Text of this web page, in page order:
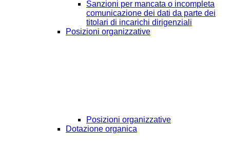
Sanzioni per mancata o incompleta
comunicazione dei dati da parte dei
titolari di incarichi dirigenziali
Posizioni organizzative
Posizioni organizzative
Dotazione organica